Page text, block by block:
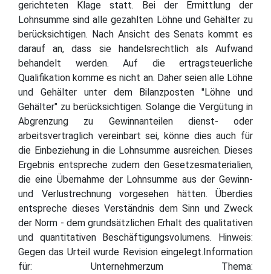
gerichteten Klage statt. Bei der Ermittlung der
Lohnsumme sind alle gezahlten Löhne und Gehälter zu
berücksichtigen. Nach Ansicht des Senats kommt es
darauf an, dass sie handelsrechtlich als Aufwand
behandelt werden. Auf die ertragsteuerliche
Qualifikation komme es nicht an. Daher seien alle Löhne
und Gehälter unter dem Bilanzposten "Löhne und
Gehälter" zu berücksichtigen. Solange die Vergütung in
Abgrenzung zu Gewinnanteilen dienst- oder
arbeitsvertraglich vereinbart sei, könne dies auch für
die Einbeziehung in die Lohnsumme ausreichen. Dieses
Ergebnis entspreche zudem den Gesetzesmaterialien,
die eine Übernahme der Lohnsumme aus der Gewinn-
und Verlustrechnung vorgesehen hätten. Überdies
entspreche dieses Verständnis dem Sinn und Zweck
der Norm - dem grundsätzlichen Erhalt des qualitativen
und quantitativen Beschäftigungsvolumens. Hinweis:
Gegen das Urteil wurde Revision eingelegt.Information
für: Unternehmerzum Thema: